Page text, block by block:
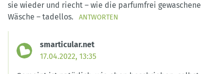
sie wieder und riecht – wie die parfumfrei gewaschene
Wäsche – tadellos.
ANTWORTEN
smarticular.net
17.04.2022, 13:35